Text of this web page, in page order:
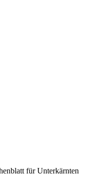
für Unterkärnten